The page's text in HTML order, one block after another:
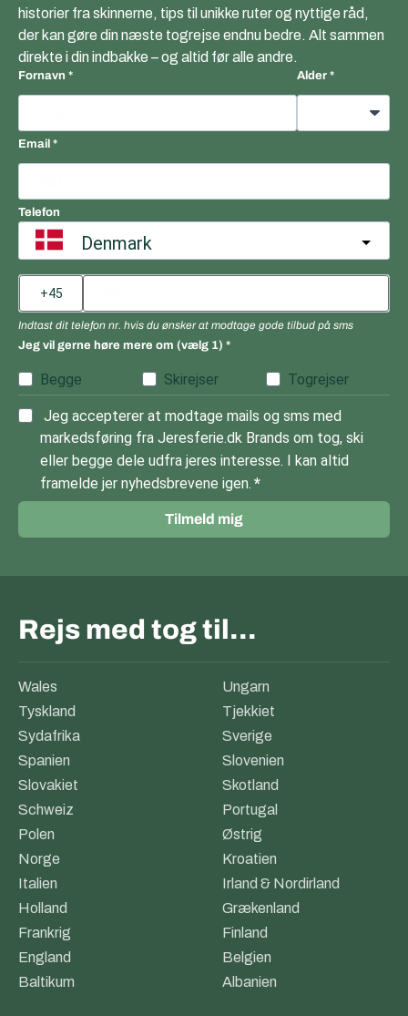
historier fra skinnerne, tips til unikke ruter og nyttige råd,
der kan gøre din næste togrejse endnu bedre. Alt sammen
direkte i din indbakke – og altid før alle andre.
Fornavn Alder
Email
Telefon
Denmark
Indtast dit telefon nr. hvis du ønsker at modtage gode tilbud på sms
Jeg vil gerne høre mere om (vælg 1)
Begge Skirejser Togrejser
Jeg accepterer at modtage mails og sms med
markedsføring fra Jeresferie.dk Brands om tog, ski
eller begge dele udfra jeres interesse. I kan altid
framelde jer nyhedsbrevene igen.
Tilmeld mig
Rejs med tog til…
Wales
Ungarn
Tyskland
Tjekkiet
Sydafrika
Sverige
Spanien
Slovenien
Slovakiet
Skotland
Schweiz
Portugal
Polen
Østrig
Norge
Kroatien
Italien
Irland & Nordirland
Holland
Grækenland
Frankrig
Finland
England
Belgien
Baltikum
Albanien